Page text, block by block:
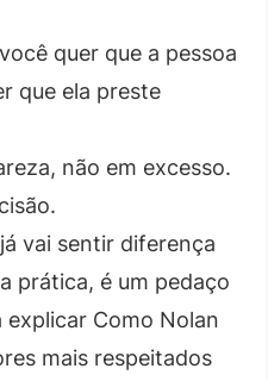
quer que a pessoa
que ela preste
não em excesso.
vai sentir diferença
prática, é um pedaço
explicar Como Nolan
mais respeitados